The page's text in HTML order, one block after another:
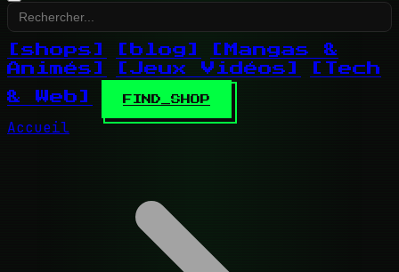
[shops] [blog]
[Mangas &
Animés]
[Jeux Vidéos]
[Tech
& Web]
FIND_SHOP
Accueil